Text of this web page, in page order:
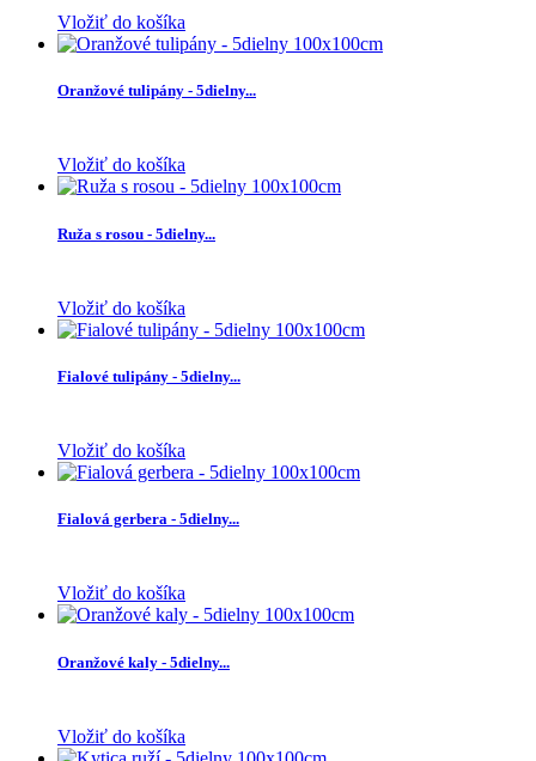
Vložiť do košíka
Oranžové tulipány - 5dielny...
Vložiť do košíka
Ruža s rosou - 5dielny...
Vložiť do košíka
Fialové tulipány - 5dielny...
Vložiť do košíka
Fialová gerbera - 5dielny...
Vložiť do košíka
Oranžové kaly - 5dielny...
Vložiť do košíka